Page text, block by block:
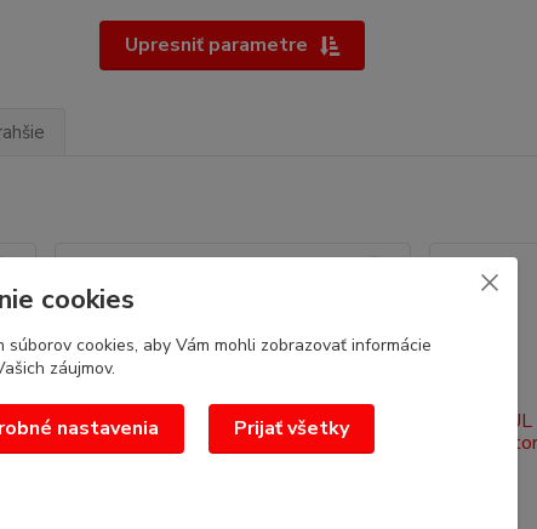
Upresniť parametre
cookies
súborov cookies, aby Vám mohli zobrazovať informácie
záujmov.
nastavenia Prijať všetky